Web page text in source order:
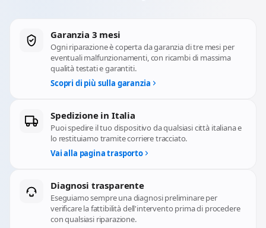
Garanzia 3 mesi
Ogni riparazione è coperta da garanzia di tre mesi per
eventuali malfunzionamenti, con ricambi di massima
qualità testati e garantiti.
Scopri di più sulla garanzia
Spedizione in Italia
Puoi spedire il tuo dispositivo da qualsiasi città italiana e
lo restituiamo tramite corriere tracciato.
Vai alla pagina trasporto
Diagnosi trasparente
Eseguiamo sempre una diagnosi preliminare per
verificare la fattibilità dell'intervento prima di procedere
con qualsiasi riparazione.